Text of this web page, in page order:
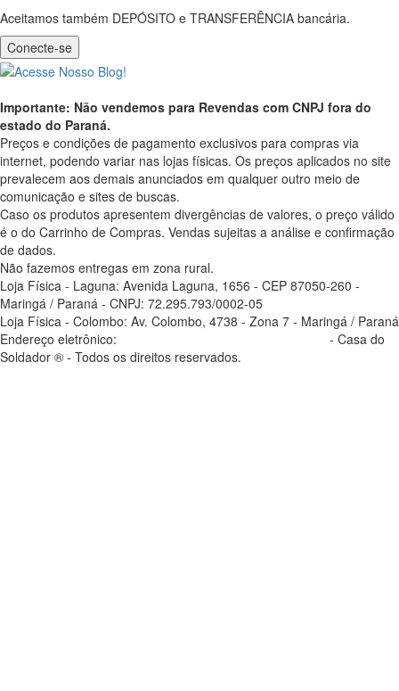
Aceitamos também DEPÓSITO e TRANSFERÊNCIA bancária.
Conecte-se
Importante: Não vendemos para Revendas com CNPJ fora do
estado do Paraná.
Preços e condições de pagamento exclusivos para compras via
internet, podendo variar nas lojas físicas. Os preços aplicados no site
prevalecem aos demais anunciados em qualquer outro meio de
comunicação e sites de buscas.
Caso os produtos apresentem divergências de valores, o preço válido
é o do Carrinho de Compras. Vendas sujeitas a análise e confirmação
de dados.
Não fazemos entregas em zona rural.
Loja Física - Laguna: Avenida Laguna, 1656 - CEP 87050-260 -
Maringá / Paraná - CNPJ: 72.295.793/0002-05
Loja Física - Colombo: Av. Colombo, 4738 - Zona 7 - Maringá / Paraná
Endereço eletrônico:
- Casa do
Soldador ® - Todos os direitos reservados.